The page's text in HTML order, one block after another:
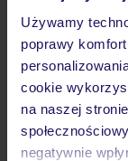
Używamy
poprawy
cookie
na naszej
negatywnie
Często
Jak zmienić
Czy w Hotelu
Na jakiej
pokładowe/